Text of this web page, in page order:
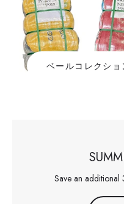
ベールコレクショ
Save an additional